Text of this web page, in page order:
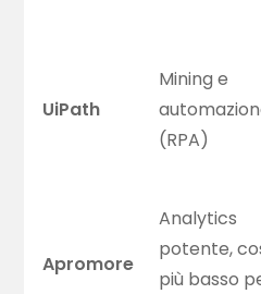
UiPath
Mining e
(RPA)
Apromore
Analytics
potente,
più basso